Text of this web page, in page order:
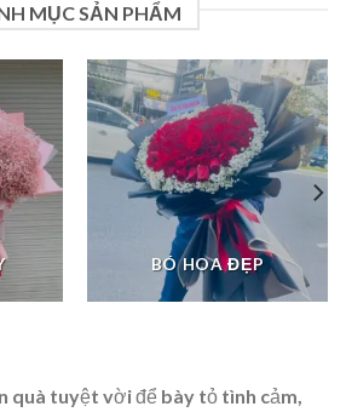
MỤC SẢN PHẨM
BÓ HOA ĐẸP
quà tuyệt vời để bày tỏ tình cảm,